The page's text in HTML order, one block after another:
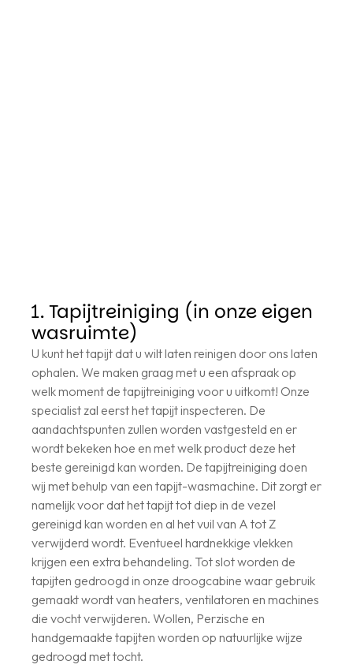
1. Tapijtreiniging (in onze eigen
wasruimte)
U kunt het tapijt dat u wilt laten reinigen door ons laten
ophalen. We maken graag met u een afspraak op
welk moment de tapijtreiniging voor u uitkomt! Onze
specialist zal eerst het tapijt inspecteren. De
aandachtspunten zullen worden vastgesteld en er
wordt bekeken hoe en met welk product deze het
beste gereinigd kan worden. De tapijtreiniging doen
wij met behulp van een tapijt-wasmachine. Dit zorgt er
namelijk voor dat het tapijt tot diep in de vezel
gereinigd kan worden en al het vuil van A tot Z
verwijderd wordt. Eventueel hardnekkige vlekken
krijgen een extra behandeling. Tot slot worden de
tapijten gedroogd in onze droogcabine waar gebruik
gemaakt wordt van heaters, ventilatoren en machines
die vocht verwijderen. Wollen, Perzische en
handgemaakte tapijten worden op natuurlijke wijze
gedroogd met tocht.